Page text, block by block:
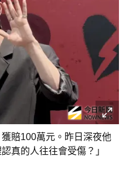
賠100萬元。昨日深夜他
真的人往往會受傷？」